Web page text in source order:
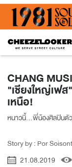
CHANG
"เชียงใหญ่เฟ
เหนือ!
หนาวนี้...พี่น้องศิลปินตัว
Story by : Por Soisont
21.08.2019